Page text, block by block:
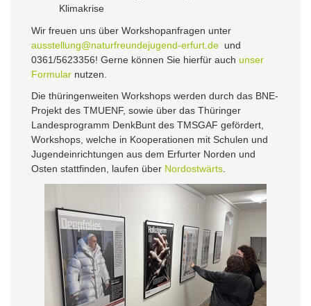
Klimakrise
Wir freuen uns über Workshopanfragen unter
ausstellung@naturfreundejugend-erfurt.de und
0361/5623356! Gerne können Sie hierfür auch unser
Formular nutzen.
Die thüringenweiten Workshops werden durch das BNE-
Projekt des TMUENF, sowie über das Thüringer
Landesprogramm DenkBunt des TMSGAF gefördert,
Workshops, welche in Kooperationen mit Schulen und
Jugendeinrichtungen aus dem Erfurter Norden und
Osten stattfinden, laufen über Nordostwärts